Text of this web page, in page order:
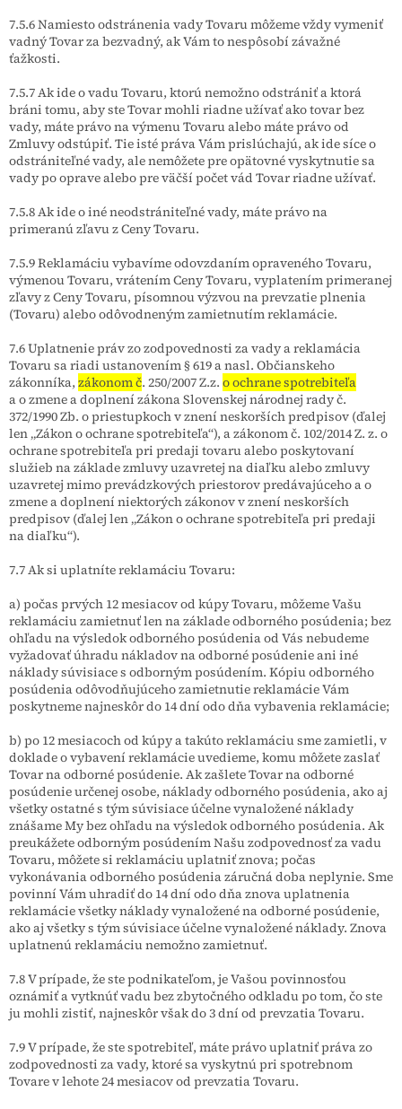
7.5.6 Namiesto odstránenia vady Tovaru môžeme vždy vymeniť
vadný Tovar za bezvadný, ak Vám to nespôsobí závažné
ťažkosti.
7.5.7 Ak ide o vadu Tovaru, ktorú nemožno odstrániť a ktorá
bráni tomu, aby ste Tovar mohli riadne užívať ako tovar bez
vady, máte právo na výmenu Tovaru alebo máte právo od
Zmluvy odstúpiť. Tie isté práva Vám prislúchajú, ak ide síce o
odstrániteľné vady, ale nemôžete pre opätovné vyskytnutie sa
vady po oprave alebo pre väčší počet vád Tovar riadne užívať.
7.5.8 Ak ide o iné neodstrániteľné vady, máte právo na
primeranú zľavu z Ceny Tovaru.
7.5.9 Reklamáciu vybavíme odovzdaním opraveného Tovaru,
výmenou Tovaru, vrátením Ceny Tovaru, vyplatením primeranej
zľavy z Ceny Tovaru, písomnou výzvou na prevzatie plnenia
(Tovaru) alebo odôvodneným zamietnutím reklamácie.
7.6 Uplatnenie práv zo zodpovednosti za vady a reklamácia
Tovaru sa riadi ustanovením § 619 a nasl. Občianskeho
zákonníka, zákonom č. 250/2007 Z.z. o ochrane spotrebiteľa
a o zmene a doplnení zákona Slovenskej národnej rady č.
372/1990 Zb. o priestupkoch v znení neskorších predpisov (ďalej
len „Zákon o ochrane spotrebiteľa“), a zákonom č. 102/2014 Z. z. o
ochrane spotrebiteľa pri predaji tovaru alebo poskytovaní
služieb na základe zmluvy uzavretej na diaľku alebo zmluvy
uzavretej mimo prevádzkových priestorov predávajúceho a o
zmene a doplnení niektorých zákonov v znení neskorších
predpisov (ďalej len „Zákon o ochrane spotrebiteľa pri predaji
na diaľku“).
7.7 Ak si uplatníte reklamáciu Tovaru:
a) počas prvých 12 mesiacov od kúpy Tovaru, môžeme Vašu
reklamáciu zamietnuť len na základe odborného posúdenia; bez
ohľadu na výsledok odborného posúdenia od Vás nebudeme
vyžadovať úhradu nákladov na odborné posúdenie ani iné
náklady súvisiace s odborným posúdením. Kópiu odborného
posúdenia odôvodňujúceho zamietnutie reklamácie Vám
poskytneme najneskôr do 14 dní odo dňa vybavenia reklamácie;
b) po 12 mesiacoch od kúpy a takúto reklamáciu sme zamietli, v
doklade o vybavení reklamácie uvedieme, komu môžete zaslať
Tovar na odborné posúdenie. Ak zašlete Tovar na odborné
posúdenie určenej osobe, náklady odborného posúdenia, ako aj
všetky ostatné s tým súvisiace účelne vynaložené náklady
znášame My bez ohľadu na výsledok odborného posúdenia. Ak
preukážete odborným posúdením Našu zodpovednosť za vadu
Tovaru, môžete si reklamáciu uplatniť znova; počas
vykonávania odborného posúdenia záručná doba neplynie. Sme
povinní Vám uhradiť do 14 dní odo dňa znova uplatnenia
reklamácie všetky náklady vynaložené na odborné posúdenie,
ako aj všetky s tým súvisiace účelne vynaložené náklady. Znova
uplatnenú reklamáciu nemožno zamietnuť.
7.8 V prípade, že ste podnikateľom, je Vašou povinnosťou
oznámiť a vytknúť vadu bez zbytočného odkladu po tom, čo ste
ju mohli zistiť, najneskôr však do 3 dní od prevzatia Tovaru.
7.9 V prípade, že ste spotrebiteľ, máte právo uplatniť práva zo
zodpovednosti za vady, ktoré sa vyskytnú pri spotrebnom
Tovare v lehote 24 mesiacov od prevzatia Tovaru.